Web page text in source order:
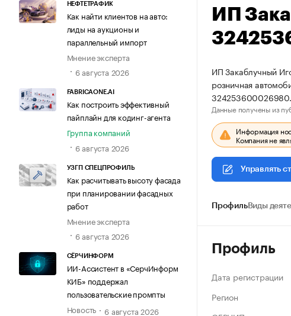
НЕФТЕТРАФИК
Как найти клиентов на авто:
лиды на аукционы и
параллельный импорт
Мнение эксперта
6 августа 2026
FABRICAONE.AI
Как построить эффективный
пайплайн для кодинг-агента
Группа компаний
6 августа 2026
УЗГП СПЕЦПРОФИЛЬ
Как расчитывать высоту фасада
при планировании фасадных
работ
Мнение эксперта
6 августа 2026
СЁРЧИНФОРМ
ИИ-Ассистент в «СерчИнформ
КИБ» поддержал
пользовательские промпты
Новость
6 августа 2026
ИП
ИП Закаблучный
розничная
324253600026980.
Данные получены из
Информация
Компания не
Управлять
ПрофильВиды
Профиль
Дата регистрации
Регион